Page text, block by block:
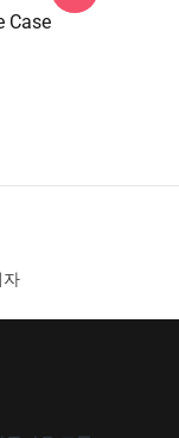
Case
자